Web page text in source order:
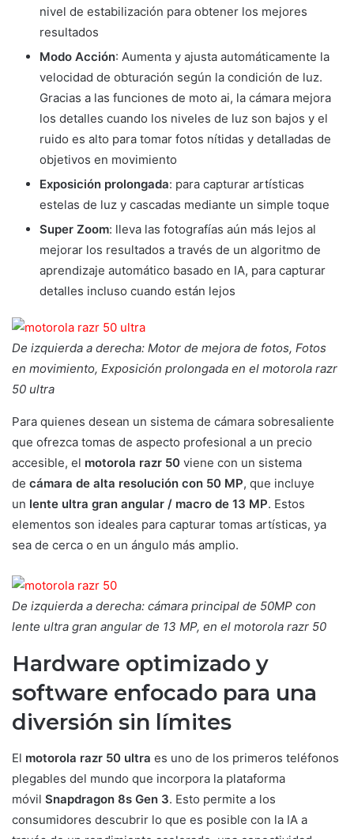
nivel de estabilización para obtener los mejores
resultados
Modo Acción: Aumenta y ajusta automáticamente la
velocidad de obturación según la condición de luz.
Gracias a las funciones de moto ai, la cámara mejora
los detalles cuando los niveles de luz son bajos y el
ruido es alto para tomar fotos nítidas y detalladas de
objetivos en movimiento
Exposición prolongada: para capturar artísticas
estelas de luz y cascadas mediante un simple toque
Super Zoom: lleva las fotografías aún más lejos al
mejorar los resultados a través de un algoritmo de
aprendizaje automático basado en IA, para capturar
detalles incluso cuando están lejos
De izquierda a derecha: Motor de mejora de fotos, Fotos
en movimiento, Exposición prolongada en el motorola razr
50 ultra
Para quienes desean un sistema de cámara sobresaliente
que ofrezca tomas de aspecto profesional a un precio
accesible, el motorola razr 50 viene con un sistema
de cámara de alta resolución con 50 MP, que incluye
un lente ultra gran angular / macro de 13 MP. Estos
elementos son ideales para capturar tomas artísticas, ya
sea de cerca o en un ángulo más amplio.
De izquierda a derecha: cámara principal de 50MP con
lente ultra gran angular de 13 MP, en el motorola razr 50
Hardware optimizado y
software enfocado para una
diversión sin límites
El motorola razr 50 ultra es uno de los primeros teléfonos
plegables del mundo que incorpora la plataforma
móvil Snapdragon 8s Gen 3. Esto permite a los
consumidores descubrir lo que es posible con la IA a